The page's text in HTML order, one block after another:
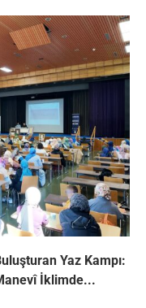
Yaz Kampı:
İklimde...